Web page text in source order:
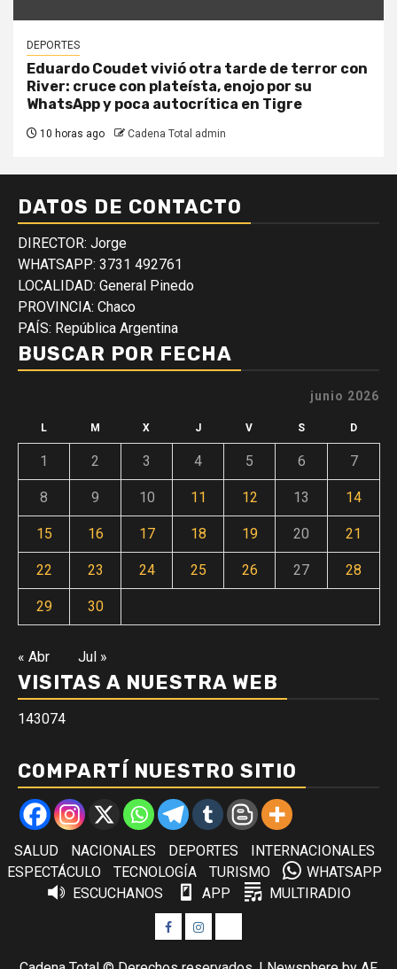
DEPORTES
Eduardo Coudet vivió otra tarde de terror con
River: cruce con plateísta, enojo por su
WhatsApp y poca autocrítica en Tigre
10 horas ago Cadena Total admin
DATOS DE CONTACTO
DIRECTOR: Jorge
WHATSAPP: 3731 492761
LOCALIDAD: General Pinedo
PROVINCIA: Chaco
PAÍS: República Argentina
BUSCAR POR FECHA
junio 2026
L M X J V S D
1 2 3 4 5 6 7
8 9 10 11 12 13 14
15 16 17 18 19 20 21
22 23 24 25 26 27 28
29 30
« Abr Jul »
VISITAS A NUESTRA WEB
143074
COMPARTÍ NUESTRO SITIO
SALUD NACIONALES DEPORTES
INTERNACIONALES
ESPECTÁCULO
TECNOLOGÍA TURISMO
WHATSAPP
ESCUCHANOS
APP MULTIRADIO
FacebookInstagram